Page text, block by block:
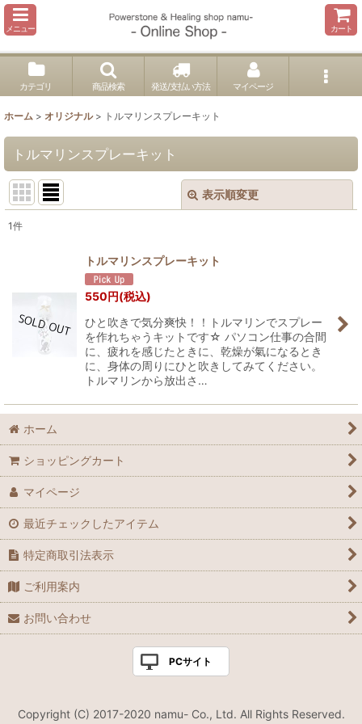
メニュー カート
カテゴリ 商品検索 発送/支払い方法 マイページ
ホーム > オリジナル > トルマリンスプレーキット
トルマリンスプレーキット
表示順変更
絞り込む
1件
トルマリンスプレーキット
550円(税込)
ひと吹きで気分爽快！！トルマリンでスプレー
を作れちゃうキットです☆ パソコン仕事の合間
に、疲れを感じたときに、乾燥が氣になるとき
に、身体の周りにひと吹きしてみてください。
トルマリンから放出さ…
ホーム
ショッピングカート
マイページ
最近チェックしたアイテム
特定商取引法表示
ご利用案内
お問い合わせ
PCサイト
Copyright (C) 2017-2020 namu- Co., Ltd. All Rights Reserved.